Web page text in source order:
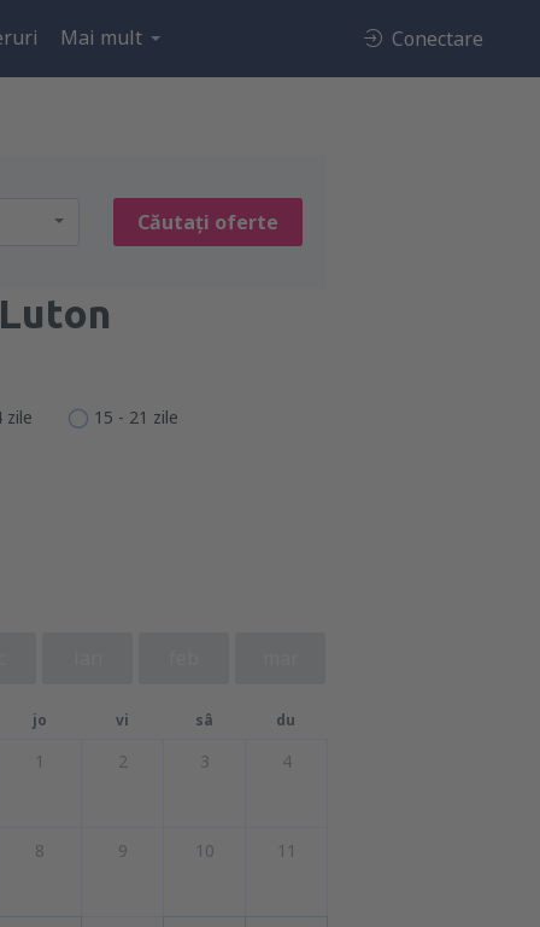
Mai mult Conectare
Căutați oferte
zile 15 - 21 zile
jo vi sâ du
1 2 3 4
8 9 10 11